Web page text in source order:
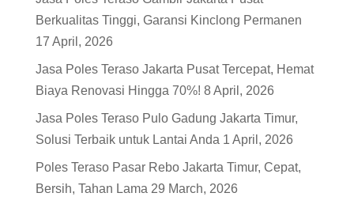
Berkualitas Tinggi, Garansi Kinclong Permanen
17 April, 2026
Jasa Poles Teraso Jakarta Pusat Tercepat, Hemat
Biaya Renovasi Hingga 70%! 8 April, 2026
Jasa Poles Teraso Pulo Gadung Jakarta Timur,
Solusi Terbaik untuk Lantai Anda 1 April, 2026
Poles Teraso Pasar Rebo Jakarta Timur, Cepat,
Bersih, Tahan Lama 29 March, 2026